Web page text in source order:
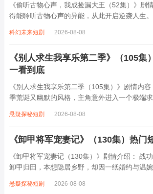
《偷听古物心声，我成捡漏大王（52集）》剧
得能聆听古物心声的异能，从此开启逆袭人生。
从街头小摊到顶级拍卖会，他凭借此能力屡次识
科幻未来短剧 2026-08-08
《别人求生我享乐第二季》（105集
一看到底
《别人求生我享乐第二季（105集）》剧情内
季荒诞又幽默的风格，主角意外进入一个极端求
饿、危险等困境。而主角却凭借着超乎常人的乐
悬疑探秘短剧 2026-08-08
《卸甲将军宠妻记》（130集）热门
《卸甲将军宠妻记（130集）》剧情介绍： 战
卸甲归田，本想隐居乡野，却因一纸婚约与温婉
撞出别样火花。随着朝堂阴谋与江湖纷争交织，
悬疑探秘短剧 2026-08-08